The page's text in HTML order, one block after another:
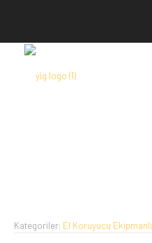
Home
Kategoriler: El Koruyucu